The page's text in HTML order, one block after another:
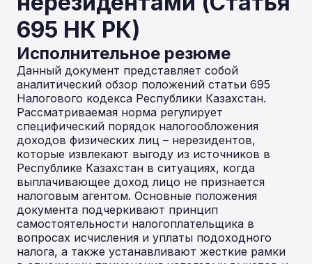
695 НК РК)
Исполнительное резюме
Данный документ представляет собой
аналитический обзор положений статьи 695
Налогового кодекса Республики Казахстан.
Рассматриваемая норма регулирует
специфический порядок налогообложения
доходов физических лиц – нерезидентов,
которые извлекают выгоду из источников в
Республике Казахстан в ситуациях, когда
выплачивающее доход лицо не признается
налоговым агентом. Основные положения
документа подчеркивают принцип
самостоятельности налогоплательщика в
вопросах исчисления и уплаты подоходного
налога, а также устанавливают жесткие рамки